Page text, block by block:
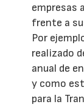
empresas
frente a
Por
realizado
anual de
y como
para la